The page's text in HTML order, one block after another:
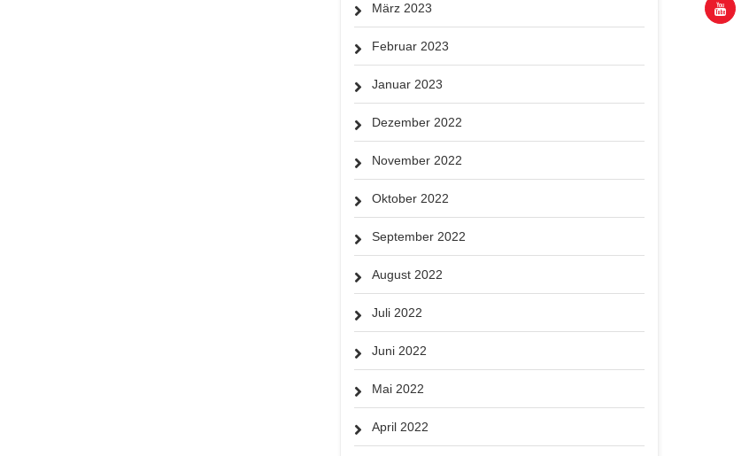
März 2023
Februar 2023
Januar 2023
Dezember 2022
November 2022
Oktober 2022
September 2022
August 2022
Juli 2022
Juni 2022
Mai 2022
April 2022